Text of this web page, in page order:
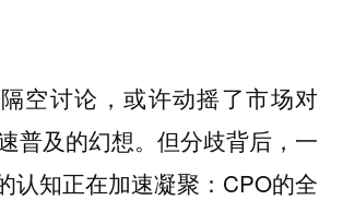
空讨论，或许动摇了市场对
普及的幻想。但分歧背后，一
认知正在加速凝聚：CPO的全